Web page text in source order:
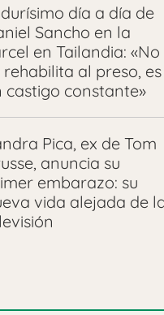
día a día de
Sancho en la
en Tailandia: «No
rehabilita al preso, es
castigo constante»
Pica, ex de Tom
anuncia su
embarazo: su
vida alejada de